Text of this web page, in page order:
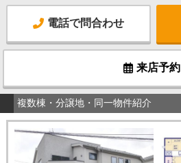
電話で問合わせ
来店予約
複数棟・分譲地・同一物件紹介